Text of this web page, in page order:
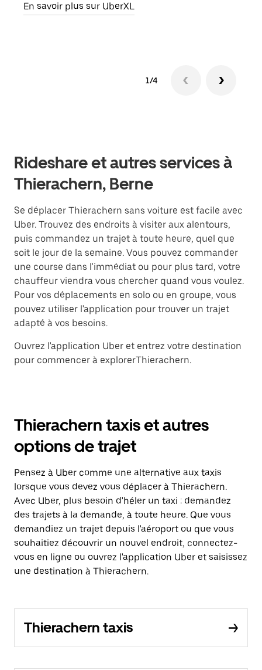
En savoir plus sur UberXL
1/4
Rideshare et autres services à
Thierachern, Berne
Se déplacer Thierachern sans voiture est facile avec
Uber. Trouvez des endroits à visiter aux alentours,
puis commandez un trajet à toute heure, quel que
soit le jour de la semaine. Vous pouvez commander
une course dans l'immédiat ou pour plus tard, votre
chauffeur viendra vous chercher quand vous voulez.
Pour vos déplacements en solo ou en groupe, vous
pouvez utiliser l'application pour trouver un trajet
adapté à vos besoins.
Ouvrez l'application Uber et entrez votre destination
pour commencer à explorerThierachern.
Thierachern taxis et autres
options de trajet
Pensez à Uber comme une alternative aux taxis
lorsque vous devez vous déplacer à Thierachern.
Avec Uber, plus besoin d'héler un taxi : demandez
des trajets à la demande, à toute heure. Que vous
demandiez un trajet depuis l'aéroport ou que vous
souhaitiez découvrir un nouvel endroit, connectez-
vous en ligne ou ouvrez l'application Uber et saisissez
une destination à Thierachern.
Thierachern taxis